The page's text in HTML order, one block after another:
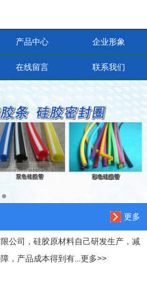
产品中心 企业形象
在线留言 联系我们
更多
司，硅胶原材料自己研发生产，减
，产品成本得到有...更多>>
搜索